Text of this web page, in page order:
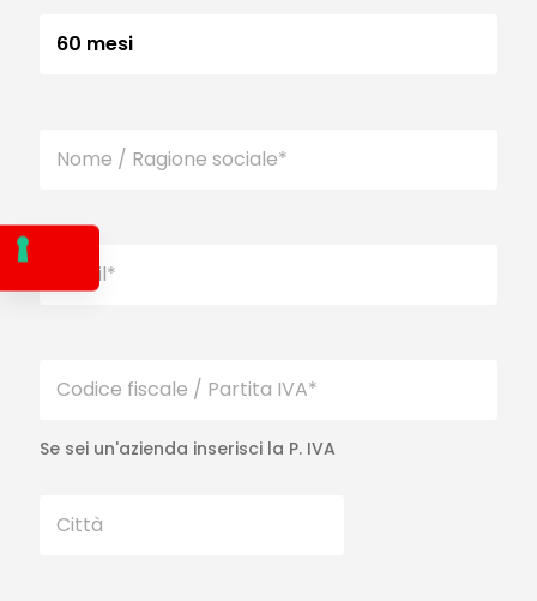
Se sei un'azienda inserisci la P. IVA